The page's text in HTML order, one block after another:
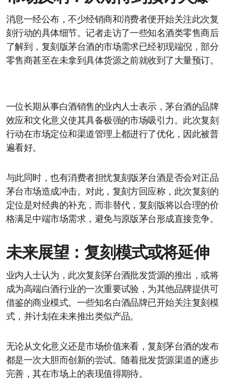
消息一经公布，不少经销商和消费者便开始关注此次复
刻行动的具体细节。记者走访了一些知名酒类零售商后
了解到，复刻版茅台酒的市场需求已经初现端倪，部分
零售商甚至在未拿到具体货源之前就收到了大量预订。
一位长期从事白酒销售的业内人士表示，茅台酒的品牌
效应和文化意义使其具备极强的市场吸引力。此次复刻
行动在市场定位和渠道管理上都进行了优化，因此被普
遍看好。
与此同时，也有消费者担忧复刻版茅台酒是否会对正品
茅台市场造成冲击。对此，复刻方回应称，此次复刻的
定位是对经典的补充，而非替代，复刻版将以合理的价
格满足中端市场需求，避免与原版茅台形成直接竞争。
未来展望：复刻模式或将延伸
业内人士认为，此次复刻茅台酒批发货源的推出，或将
成为高端白酒行业的一次重要试验，为其他品牌提供可
借鉴的商业模式。一些知名白酒品牌已开始关注复刻模
式，并计划在未来推出类似产品。
无论从文化意义还是市场价值来看，复刻茅台酒的发布
都是一次大胆而创新的尝试。随着批发货源渠道的逐步
完善，其在市场上的表现值得期待。